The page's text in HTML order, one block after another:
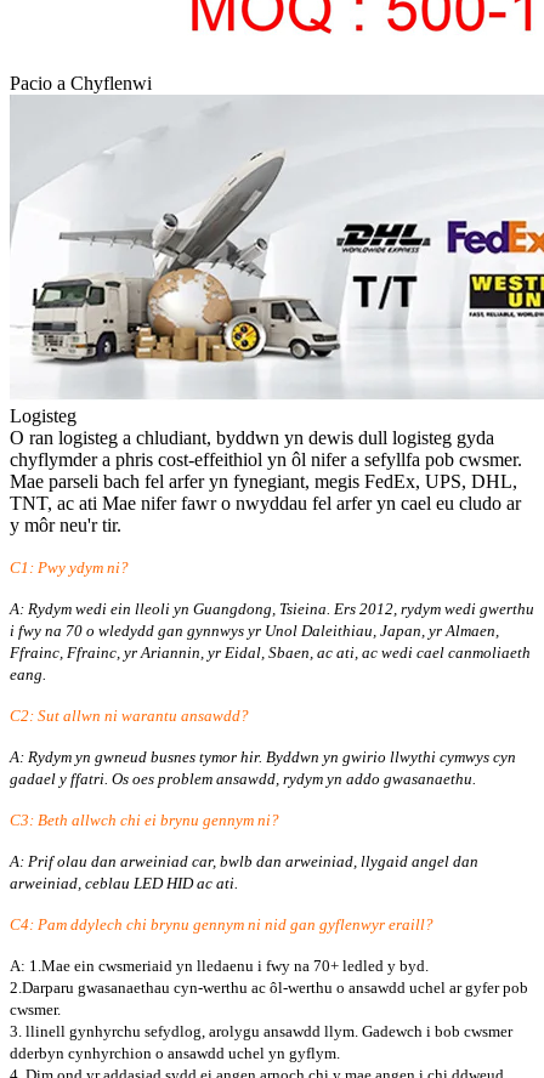
Pacio a Chyflenwi
Logisteg
O ran logisteg a chludiant, byddwn yn dewis dull logisteg gyda
chyflymder a phris cost-effeithiol yn ôl nifer a sefyllfa pob cwsmer.
Mae parseli bach fel arfer yn fynegiant, megis FedEx, UPS, DHL,
TNT, ac ati Mae nifer fawr o nwyddau fel arfer yn cael eu cludo ar
y môr neu'r tir.
C1: Pwy ydym ni?
A: Rydym wedi ein lleoli yn Guangdong, Tsieina. Ers 2012, rydym wedi gwerthu
i fwy na 70 o wledydd gan gynnwys yr Unol Daleithiau, Japan, yr Almaen,
Ffrainc, Ffrainc, yr Ariannin, yr Eidal, Sbaen, ac ati, ac wedi cael canmoliaeth
eang.
C2: Sut allwn ni warantu ansawdd?
A: Rydym yn gwneud busnes tymor hir. Byddwn yn gwirio llwythi cymwys cyn
gadael y ffatri. Os oes problem ansawdd, rydym yn addo gwasanaethu.
C3: Beth allwch chi ei brynu gennym ni?
A: Prif olau dan arweiniad car, bwlb dan arweiniad, llygaid angel dan
arweiniad, ceblau LED HID ac ati.
C4: Pam ddylech chi brynu gennym ni nid gan gyflenwyr eraill?
A: 1.Mae ein cwsmeriaid yn lledaenu i fwy na 70+ ledled y byd.
2.Darparu gwasanaethau cyn-werthu ac ôl-werthu o ansawdd uchel ar gyfer pob
cwsmer.
3. llinell gynhyrchu sefydlog, arolygu ansawdd llym. Gadewch i bob cwsmer
dderbyn cynhyrchion o ansawdd uchel yn gyflym.